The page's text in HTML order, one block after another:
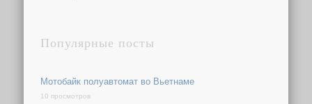
Популярные посты
Мотобайк полуавтомат во Вьетнаме
10 просмотров